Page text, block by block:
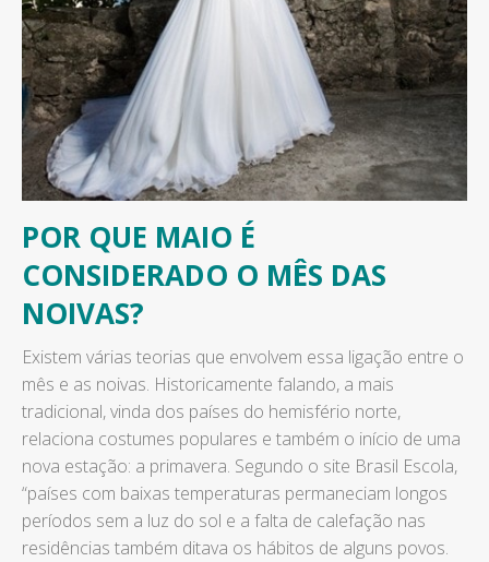
POR QUE MAIO É
CONSIDERADO O MÊS DAS
NOIVAS?
Existem várias teorias que envolvem essa ligação entre o
mês e as noivas. Historicamente falando, a mais
tradicional, vinda dos países do hemisfério norte,
relaciona costumes populares e também o início de uma
nova estação: a primavera. Segundo o site Brasil Escola,
“países com baixas temperaturas permaneciam longos
períodos sem a luz do sol e a falta de calefação nas
residências também ditava os hábitos de alguns povos.